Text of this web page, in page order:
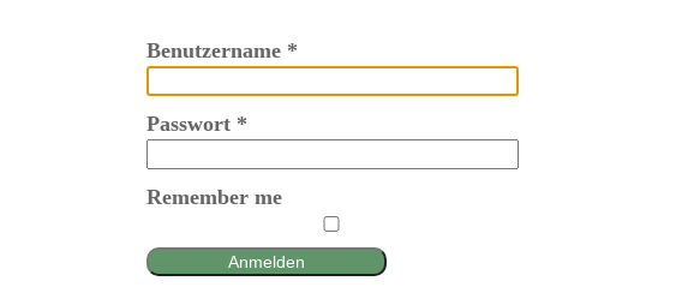
Benutzername *
Passwort *
Remember me
Anmelden